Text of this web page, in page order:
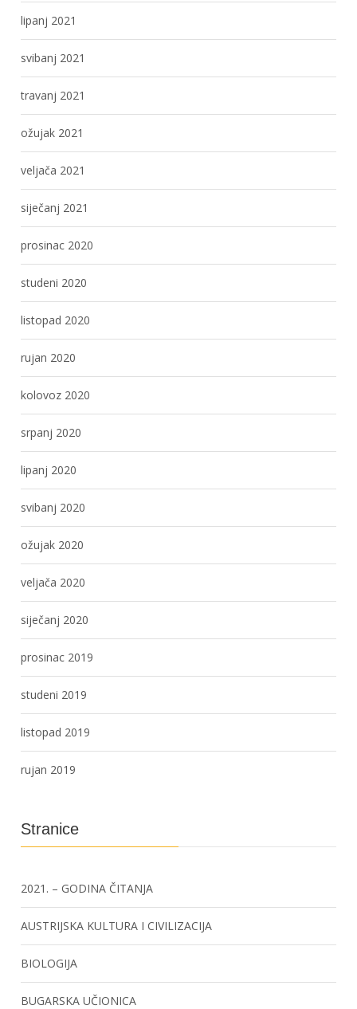
lipanj 2021
svibanj 2021
travanj 2021
ožujak 2021
veljača 2021
siječanj 2021
prosinac 2020
studeni 2020
listopad 2020
rujan 2020
kolovoz 2020
srpanj 2020
lipanj 2020
svibanj 2020
ožujak 2020
veljača 2020
siječanj 2020
prosinac 2019
studeni 2019
listopad 2019
rujan 2019
Stranice
2021. – GODINA ČITANJA
AUSTRIJSKA KULTURA I CIVILIZACIJA
BIOLOGIJA
BUGARSKA UČIONICA